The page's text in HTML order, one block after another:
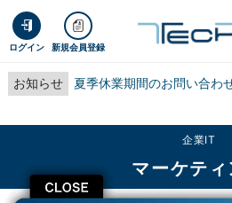
ログイン 新規会員登録
お知らせ 夏季休業期間のお問い合わ
CLOSE
企業IT
マーケテ